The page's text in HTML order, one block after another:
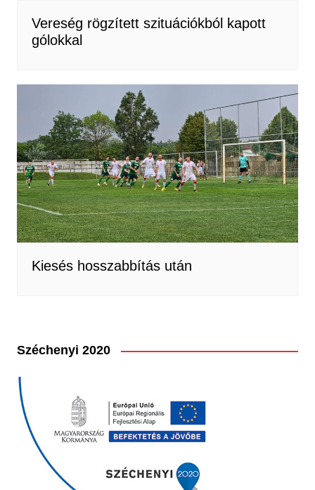
Vereség rögzített szituációkból kapott
gólokkal
Kiesés hosszabbítás után
Széchenyi 2020